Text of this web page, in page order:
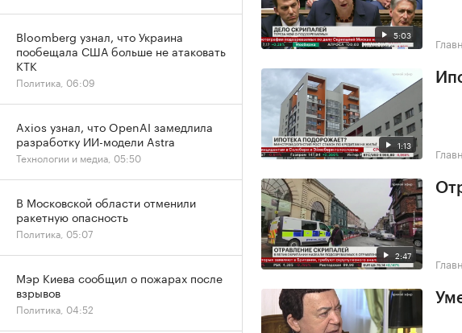
5:03
1:13
2:47
Bloomberg узнал, что Украина
пообещала США больше не атаковать
КТК
Политика, 06:09
Axios узнал, что OpenAI замедлила
разработку ИИ-модели Astra
Технологии и медиа, 05:50
В Московской области отменили
ракетную опасность
Политика, 05:07
Мэр Киева сообщил о пожарах после
взрывов
Политика, 04:52